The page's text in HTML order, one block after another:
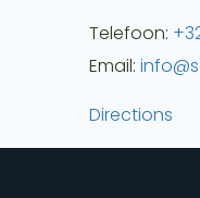
Telefoon:
Email:
Directions